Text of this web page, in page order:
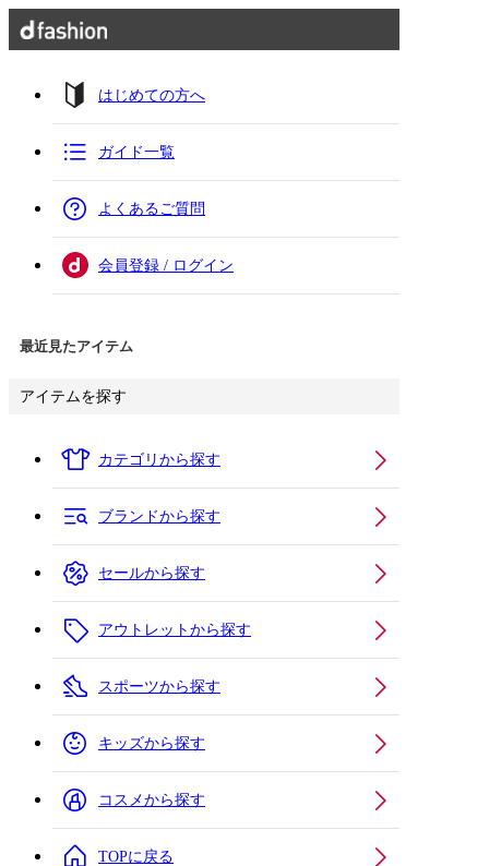
はじめての方へ
ガイド一覧
よくあるご質問
会員登録 / ログイン
最近見たアイテム
アイテムを探す
カテゴリから探す
ブランドから探す
セールから探す
アウトレットから探す
スポーツから探す
キッズから探す
コスメから探す
TOPに戻る